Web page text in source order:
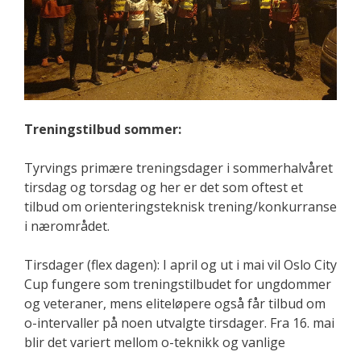
Treningstilbud sommer:
Tyrvings primære treningsdager i sommerhalvåret
tirsdag og torsdag og her er det som oftest et
tilbud om orienteringsteknisk trening/konkurranse
i nærområdet.
Tirsdager (flex dagen): I april og ut i mai vil Oslo City
Cup fungere som treningstilbudet for ungdommer
og veteraner, mens eliteløpere også får tilbud om
o-intervaller på noen utvalgte tirsdager. Fra 16. mai
blir det variert mellom o-teknikk og vanlige